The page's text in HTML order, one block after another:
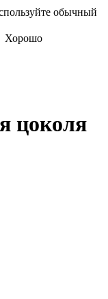
обычный
Хорошо
цоколя